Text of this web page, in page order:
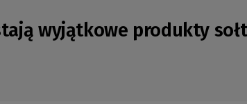
wyjątkowe produkty